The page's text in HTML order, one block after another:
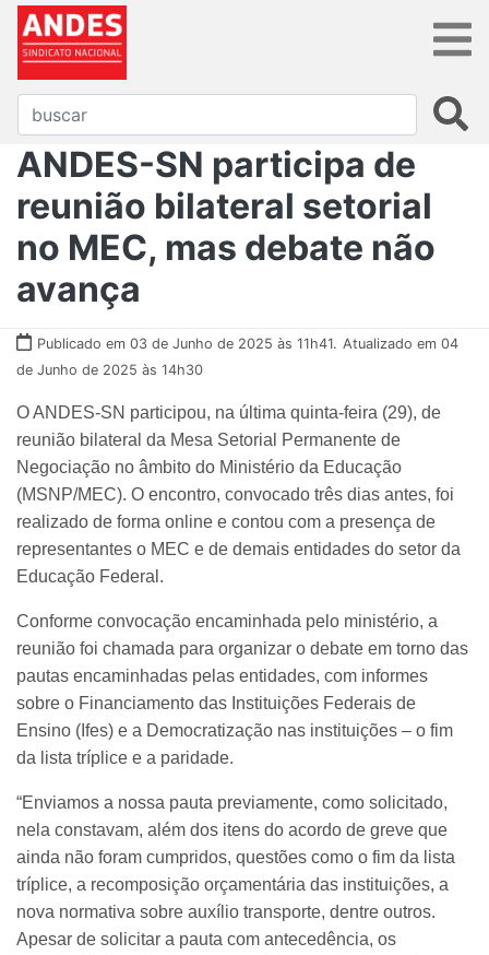
ANDES-SN participa de
reunião bilateral setorial
no MEC, mas debate não
avança
Publicado em 03 de Junho de 2025 às 11h41. Atualizado em 04
de Junho de 2025 às 14h30
O ANDES-SN participou, na última quinta-feira (29), de
reunião bilateral da Mesa Setorial Permanente de
Negociação no âmbito do Ministério da Educação
(MSNP/MEC). O encontro, convocado três dias antes, foi
realizado de forma online e contou com a presença de
representantes o MEC e de demais entidades do setor da
Educação Federal.
Conforme convocação encaminhada pelo ministério, a
reunião foi chamada para organizar o debate em torno das
pautas encaminhadas pelas entidades, com informes
sobre o Financiamento das Instituições Federais de
Ensino (Ifes) e a Democratização nas instituições – o fim
da lista tríplice e a paridade.
“Enviamos a nossa pauta previamente, como solicitado,
nela constavam, além dos itens do acordo de greve que
ainda não foram cumpridos, questões como o fim da lista
tríplice, a recomposição orçamentária das instituições, a
nova normativa sobre auxílio transporte, dentre outros.
Apesar de solicitar a pauta com antecedência, os